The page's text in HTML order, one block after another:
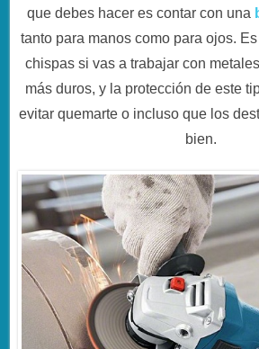
que debes hacer es contar con una
tanto para manos como para ojos.
chispas si vas a trabajar con
más duros, y la protección de este
evitar quemarte o incluso que los
bien.